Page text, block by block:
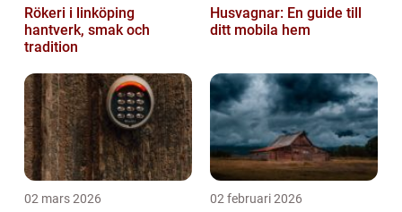
Rökeri i linköping
hantverk, smak och
tradition
Husvagnar: En guide till
ditt mobila hem
02 mars 2026 02 februari 2026